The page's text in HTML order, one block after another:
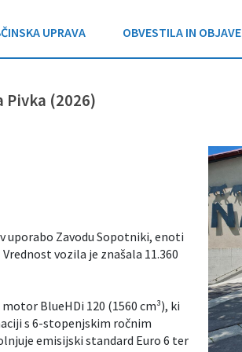
UPRAVA OBVESTILA IN OBJAVE
Pivka (2026)
uporabo Zavodu Sopotniki, enoti
vozila je znašala 11.360
BlueHDi 120 (1560 cm³), ki
s 6-stopenjskim ročnim
emisijski standard Euro 6 ter